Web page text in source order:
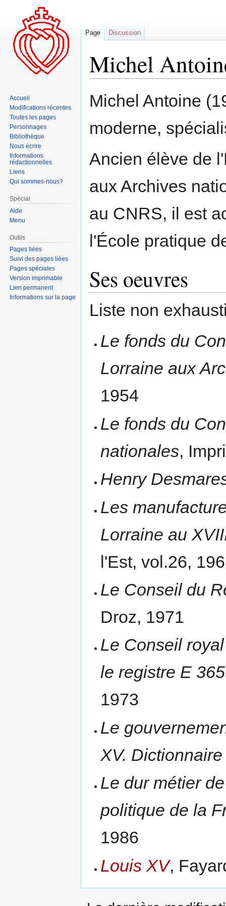
Michel
navigation
recherche
Michel Antoine
moderne,
Ancien élève de
aux Archives
au CNRS, il est
l'École pratique
Ses oeuvres
Liste non
Le fonds du
Lorraine aux
1954
Le fonds du
nationales,
Henry
Les
Lorraine au
l'Est, vol.26,
Le Conseil du
Droz, 1971
Le Conseil
le registre E
1973
Le
XV.
Le dur métier
politique de la
1986
Louis XV,
Page Discussion
Accueil
Modifications récentes
Toutes les pages
Personnages
Bibliothèque
Nous écrire
Informations
rédactionnelles
Liens
Qui sommes-nous?
Spécial
Aide
Menu
Outils
Pages liées
Suivi des pages liées
Pages spéciales
Version imprimable
Lien permanent
Informations sur la page